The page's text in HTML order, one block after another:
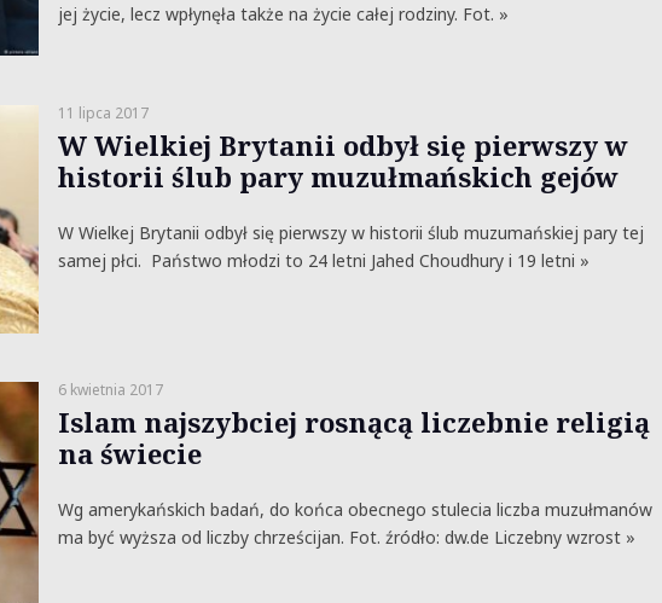
jej życie, lecz wpłynęła także na życie całej rodziny. Fot. »
11 lipca 2017
W Wielkiej Brytanii odbył się pierwszy w
historii ślub pary muzułmańskich gejów
W Wielkej Brytanii odbył się pierwszy w historii ślub muzumańskiej pary tej
samej płci. Państwo młodzi to 24 letni Jahed Choudhury i 19 letni »
6 kwietnia 2017
Islam najszybciej rosnącą liczebnie religią
na świecie
Wg amerykańskich badań, do końca obecnego stulecia liczba muzułmanów
ma być wyższa od liczby chrześcijan. Fot. źródło: dw.de Liczebny wzrost »